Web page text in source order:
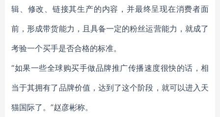
辑、修改、链接其生产的内容，并最终呈现在消费者面
前，形成带货能力，且具备一定的粉丝运营能力，就成了
考验一个买手是否合格的标准。
“如果一些全球购买手做品牌推广传播速度很快的话，相
当于其拥有了品牌价值，达到了这个阶段，就可以进入天
猫国际了。”赵彦彬称。